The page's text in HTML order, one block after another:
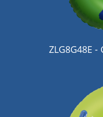
ZLG8G48E